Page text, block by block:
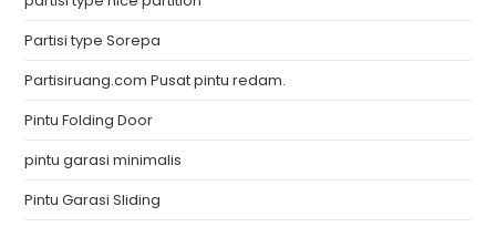
Partisi type Sorepa
Partisiruang.com Pusat pintu redam.
Pintu Folding Door
pintu garasi minimalis
Pintu Garasi Sliding